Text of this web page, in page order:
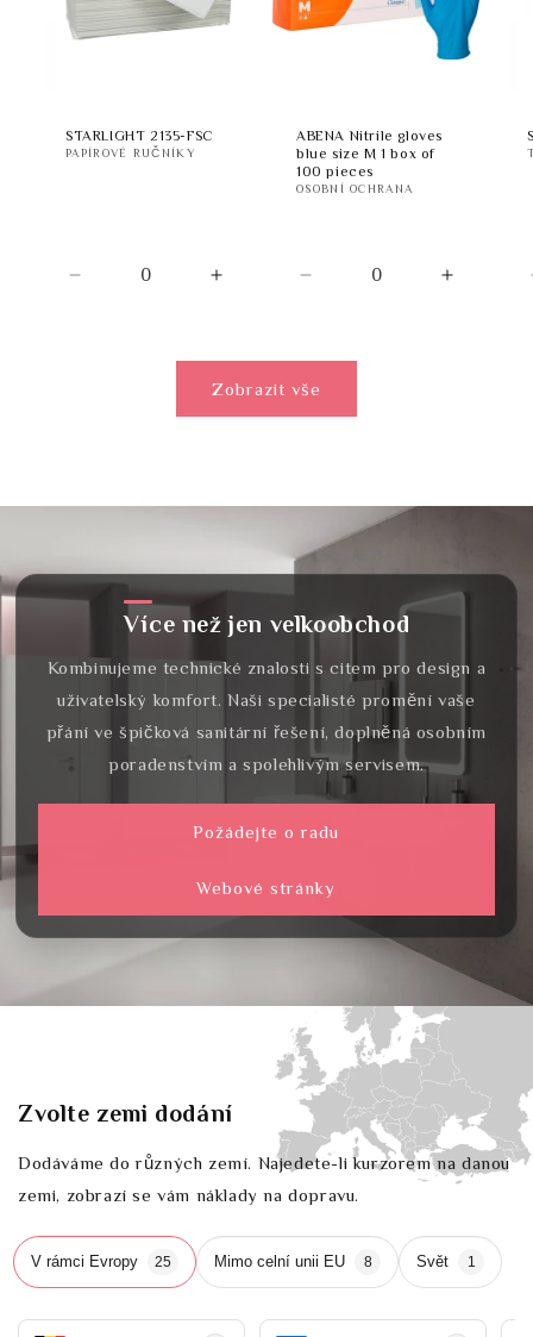
STARLIGHT 2135-FSC
PAPÍROVÉ RUČNÍKY
Zvýšit
Default
Title
ABENA Nitrile gloves
blue size M 1 box of
100 pieces
OSOBNÍ OCHRANA
Default
Title
Zvýšit
Zobrazit vše
Více než jen velkoobchod
Kombinujeme technické znalosti s citem pro design a
uživatelský komfort. Naši specialisté promění vaše
přání ve špičková sanitární řešení, doplněná osobním
poradenstvím a spolehlivým servisem.
Požádejte o radu
Webové stránky
Zvolte zemi dodání
Dodáváme do různých zemí. Najedete-li kurzorem na danou
zemi, zobrazí se vám náklady na dopravu.
V rámci Evropy 25 Mimo celní unii EU 8 Svět 1